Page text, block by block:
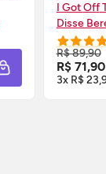
ADICIONAR À
I GotOff
Disse
R$ 89,90
R$ 71,90
3x R$